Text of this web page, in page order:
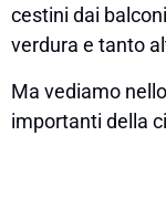
cestini dai
verdura e tanto
Ma vediamo
importanti della